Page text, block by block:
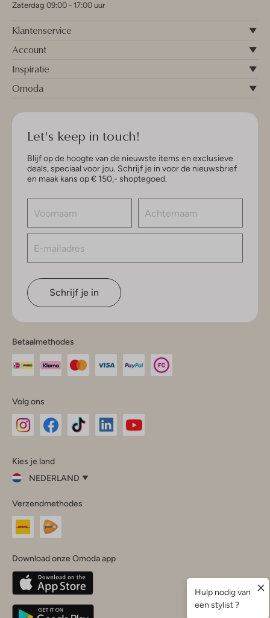
Zaterdag 09:00 - 17:00 uur
Klantenservice
Account
Inspiratie
Omoda
Let's keep in touch!
Blijf op de hoogte van de nieuwste items en exclusieve
deals, speciaal voor jou. Schrijf je in voor de nieuwsbrief
en maak kans op € 150,- shoptegoed.
Schrijf je in
Betaalmethodes
Volg ons
InstagramFacebook
Kies je land
NEDERLAND
je
land
Nederland
Belgique(Français)
Deutschland
Verzendmethodes
Download onze Omoda app